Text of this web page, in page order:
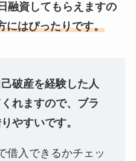
融資してもらえますの
にはぴったりです。
破産を経験した人
れますので、ブラ
やすいです。
借入できるかチェッ